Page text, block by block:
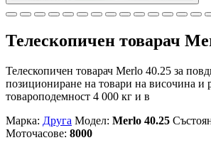
Телескопичен товарач
Телескопичен товарач Merlo 40.25 за
позициониране на товари на височина и
товароподемност 4 000 кг и в
Марка: Друга Модел: Merlo 40.25
Моточасове: 8000